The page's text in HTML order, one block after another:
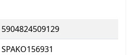
5904824509129
SPAKO156931